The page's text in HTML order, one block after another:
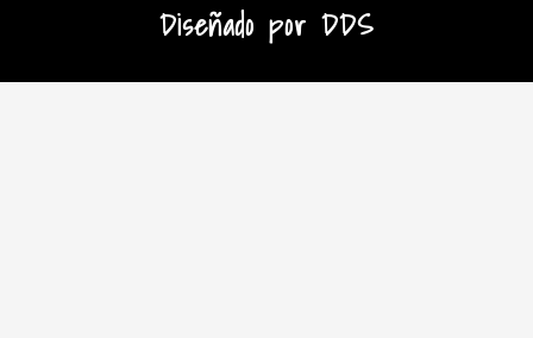
Diseñado por DDS